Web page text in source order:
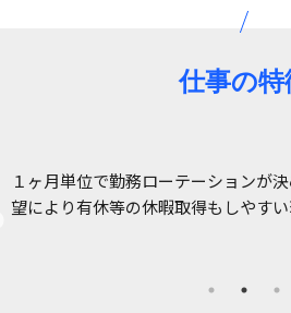
仕事の特
１ヶ月単位で勤務ローテーションが
望により有休等の休暇取得もしやすい